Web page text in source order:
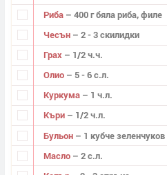
Риба – 400 г бяла риба, филе
Чесън – 2 - 3 скилидки
Грах – 1/2 ч.ч.
Олио – 5 - 6 с.л.
Куркума – 1 ч.л.
Къри – 1/2 ч.л.
Бульон – 1 кубче зеленчуков
Масло – 2 с.л.